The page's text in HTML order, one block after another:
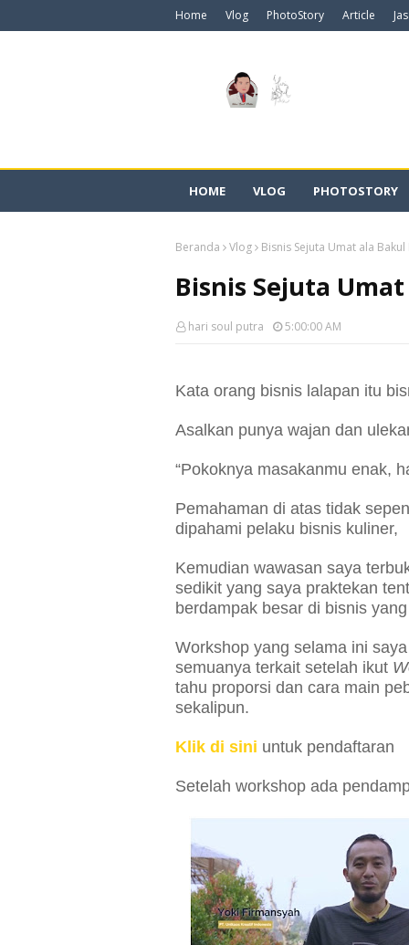
Home Vlog PhotoStory Article
HOME VLOG PHOTOSTORY
Beranda Vlog Bisnis Sejuta Umat ala
Bisnis Sejuta
hari soul putra 5:00:00 AM
Kata orang bisnis lalapan itu
Asalkan punya wajan dan
“Pokoknya masakanmu enak,
Pemahaman di atas tidak
dipahami pelaku bisnis kuliner,
Kemudian wawasan saya
sedikit yang saya praktekan
berdampak besar di bisnis
Workshop yang selama ini
semuanya terkait setelah ikut
tahu proporsi dan cara main
sekalipun.
Klik di sini untuk pendaftaran
Setelah workshop ada